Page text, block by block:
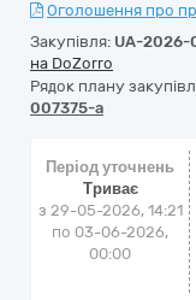
Оголошення про
Закупівля: UA-
на DoZorro
Рядок плану
007375-a
Період уточнень
Триває
з 29-05-2026, 14:21
по 03-06-2026,
00:00